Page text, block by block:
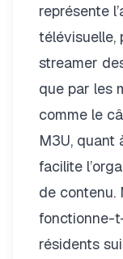
représente
télévisuelle,
streamer
que par les
comme le
M3U, quant
facilite
de contenu.
fonctionne-
résidents